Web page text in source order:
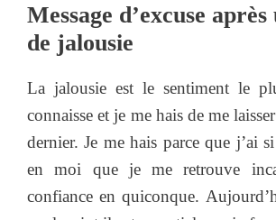
Message d’excuse
de jalousie
La jalousie est le sentiment le
connaisse et je me hais de me
dernier. Je me hais parce que j’ai
en moi que je me retrouve
confiance en quiconque.